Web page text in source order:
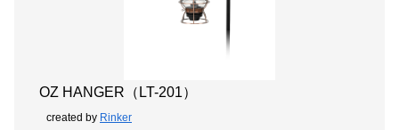
OZ HANGER（LT-201）
created by Rinker